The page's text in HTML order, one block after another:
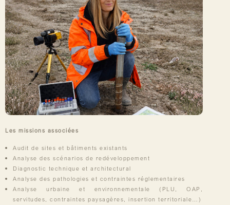
Les missions associées
Audit de sites et bâtiments existants
Analyse des scénarios de redéveloppement
Diagnostic technique et architectural
Analyse des pathologies et contraintes réglementaires
Analyse urbaine et environnementale (PLU, OAP,
servitudes, contraintes paysagères, insertion territoriale…)